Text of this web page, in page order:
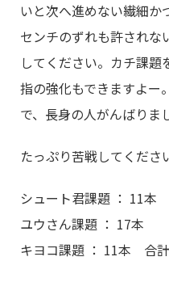
いと次へ進めない繊細か
センチのずれも許されな
してください。カチ課題
指の強化もできますよー
で、長身の人がんばりま
たっぷり苦戦してくださ
シュート君課題 ： 11本
ユウさん課題 ： 17本
キヨコ課題 ： 11本 合計